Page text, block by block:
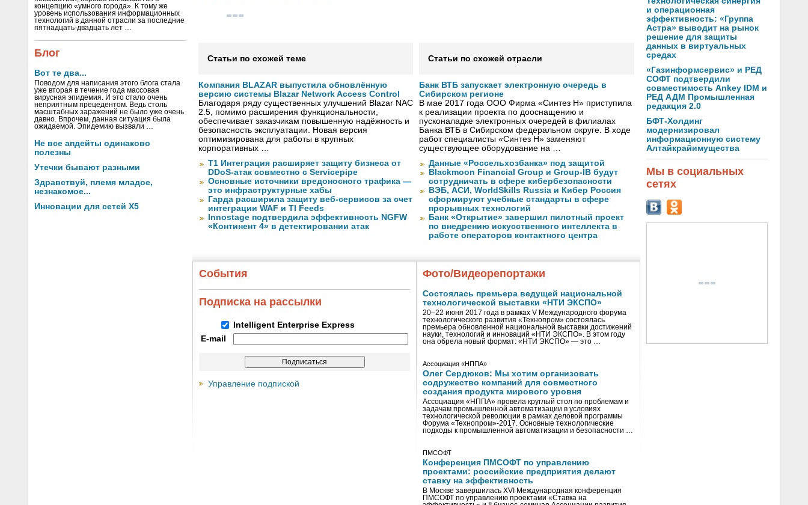
концепцию «умного города». К тому же
уровень использования информационных
технологий в данной отрасли за последние
пятнадцать-двадцать лет …
Блог
Вот те два...
Поводом для написания этого блога стала
уже вторая в течение года массовая
вирусная эпидемия. И это стало очень
неприятным прецедентом. Ведь столь
масштабных заражений не было уже очень
давно. Впрочем, данная ситуация была
ожидаемой. Эпидемию вызвали …
Не все апдейты одинаково
полезны
Утечки бывают разными
Здравствуй, племя младое,
незнакомое...
Инновации для сетей X5
Статьи по схожей теме
Компания BLAZAR выпустила обновлённую
версию системы Blazar Network Access Control
Благодаря ряду существенных улучшений Blazar NAC
2.5, помимо расширения функциональности,
обеспечивает заказчикам повышенную надёжность и
безопасность эксплуатации. Новая версия
оптимизирована для работы в крупных
корпоративных …
Т1 Интеграция расширяет защиту бизнеса от
DDoS-атак совместно с Servicepipe
Основные источники вредоносного трафика —
это инфраструктурные хабы
Гарда расширила защиту веб-сервисов за счет
интеграции WAF и TI Feeds
Innostage подтвердила эффективность NGFW
«Континент 4» в детектировании атак
Статьи по схожей отрасли
Банк ВТБ запускает электронную очередь в
Сибирском регионе
В мае 2017 года ООО Фирма «Синтез Н» приступила
к реализации проекта по дооснащению и
пусконаладке электронных очередей в филиалах
Банка ВТБ в Сибирском федеральном округе. В ходе
работ специалисты «Синтез Н» заменяют
существующее оборудование на …
Данные «Россельхозбанка» под защитой
Blackmoon Financial Group и Group-IB будут
сотрудничать в сфере кибербезопасности
ВЭБ, АСИ, WorldSkills Russia и Кибер Россия
сформируют учебные стандарты в сфере
прорывных технологий
Банк «Открытие» завершил пилотный проект
по внедрению искусственного интеллекта в
работе операторов контактного центра
События
Подписка на рассылки
Intelligent Enterprise Express
E-mail
Управление подпиской
Фото/Видеорепортажи
Состоялась премьера ведущей национальной
технологической выставки «НТИ ЭКСПО»
20–22 июня 2017 года в рамках V Международного форума
технологического развития «Технопром» состоялась
премьера обновленной национальной выставки достижений
науки, технологий и инноваций «НТИ ЭКСПО». В этом году
она обрела новый формат: «НТИ ЭКСПО» — это …
Ассоциация «НППА»
Олег Сердюков: Мы хотим организовать
содружество компаний для совместного
создания продукта мирового уровня
Ассоциация «НППА» провела круглый стол по проблемам и
задачам промышленной автоматизации в условиях
технологической революции в рамках деловой программы
Форума «Технопром»-2017. Основные технологические
подходы к промышленной автоматизации и безопасности …
ПМСОФТ
Конференция ПМСОФТ по управлению
проектами: российские предприятия делают
ставку на эффективность
В Москве завершилась XVI Международная конференция
ПМСОФТ по управлению проектами «Ставка на
и операционная
эффективность: «Группа
Астра» выводит на рынок
решение для защиты
данных в виртуальных
средах
«Газинформсервис» и РЕД
СОФТ подтвердили
совместимость Ankey IDM и
РЕД АДМ Промышленная
редакция 2.0
БФТ-Холдинг
модернизировал
информационную систему
Алтайкрайимущества
Мы в социальных
сетях